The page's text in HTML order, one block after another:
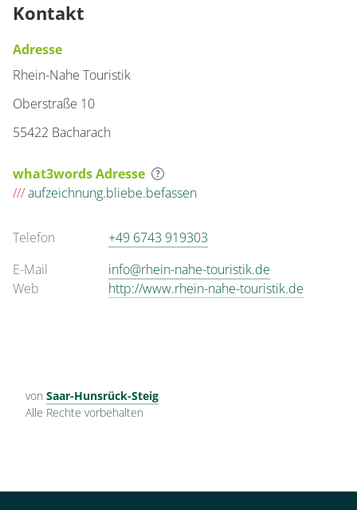
Kontakt
Adresse
Rhein-Nahe Touristik
Oberstraße 10
55422 Bacharach
what3words Adresse
///aufzeichnung.bliebe.befassen
Telefon
+49 6743 919303
E-Mail
info@rhein-nahe-touristik.de
Web
http://www.rhein-nahe-touristik.de
von Saar-Hunsrück-Steig
Alle Rechte vorbehalten